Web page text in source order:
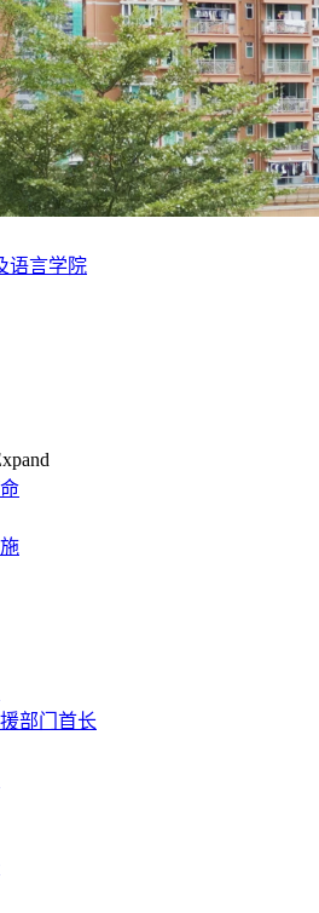
语言学院
部门首长